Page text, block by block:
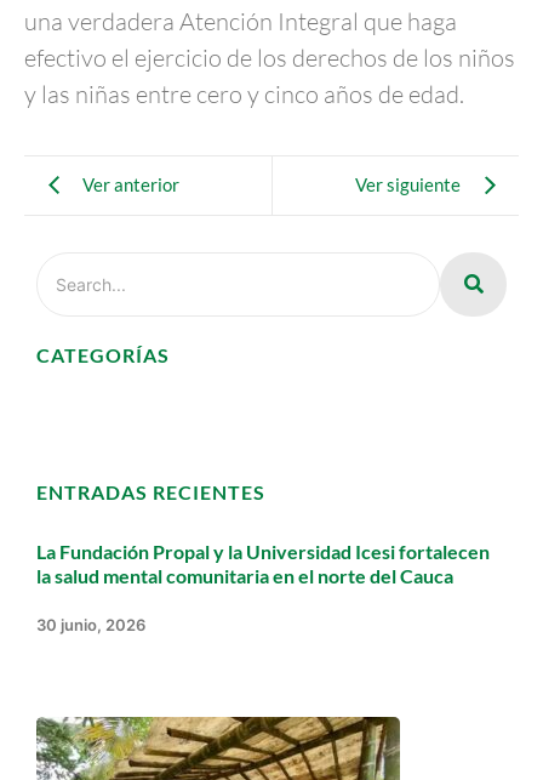
una verdadera Atención Integral que haga
efectivo el ejercicio de los derechos de los niños
y las niñas entre cero y cinco años de edad.
Ver anterior Ver siguiente
CATEGORÍAS
ENTRADAS RECIENTES
La Fundación Propal y la Universidad Icesi fortalecen
la salud mental comunitaria en el norte del Cauca
30 junio, 2026